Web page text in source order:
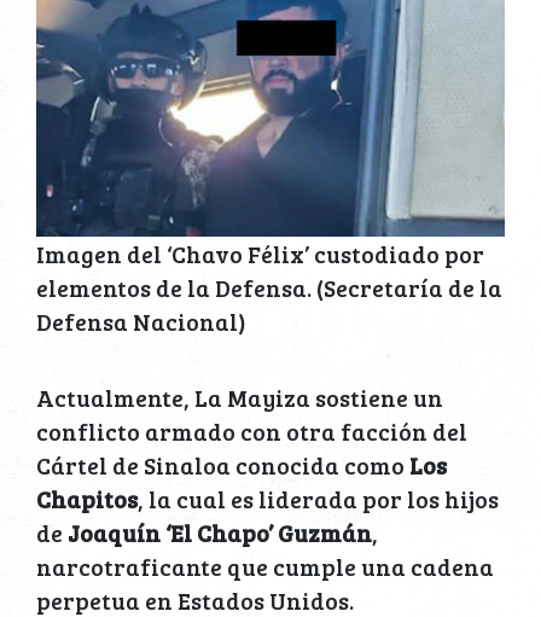
Imagen del ‘Chavo Félix’ custodiado por
elementos de la Defensa. (Secretaría de la
Defensa Nacional)
Actualmente, La Mayiza sostiene un
conflicto armado con otra facción del
Cártel de Sinaloa conocida como Los
Chapitos, la cual es liderada por los hijos
de Joaquín ‘El Chapo’ Guzmán,
narcotraficante que cumple una cadena
perpetua en Estados Unidos.